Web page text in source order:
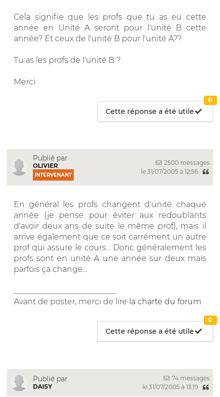
Cela signifie que les profs que tu as eu cette
année en Unité A seront pour l'unité B cette
année? Et ceux de l'unité B pour l'unité A??
Tu as les profs de l'unité B ?
Merci
Cette réponse a été utile
0
Publié par
OLIVIER
INTERVENANT
2500 messages
le 31/07/2005 à 12:56
En général les profs changent d'unité chaque
année (je pense pour éviter aux redoublants
d'avoir deux ans de suite le même prof), mais il
arrive également que ce soit carrément un autre
prof qui assure le cours... Donc généralement les
profs sont en unité A une année sur deux mais
parfois ça change...
Avant de poster, merci de lire la charte du forum
Cette réponse a été utile
0
Publié par
DAISY
74 messages
le 31/07/2005 à 13:19